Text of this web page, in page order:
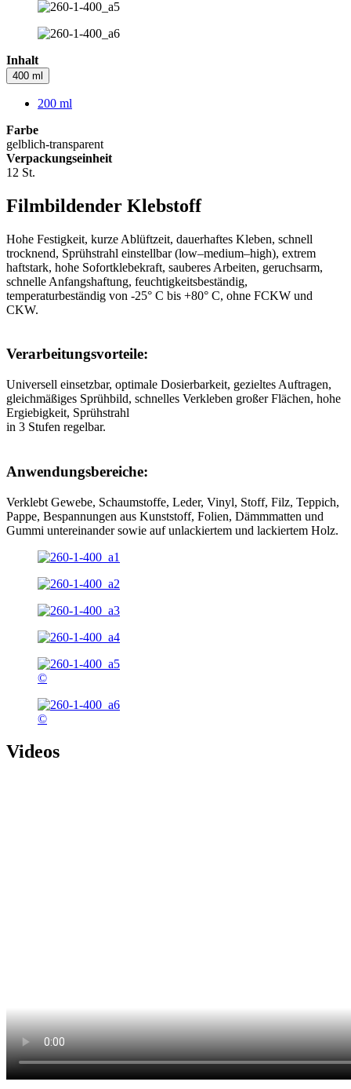
Inhalt
400 ml
200 ml
Farbe
gelblich-transparent
Verpackungseinheit
12 St.
Filmbildender Klebstoff
Hohe Festigkeit, kurze Ablüftzeit, dauerhaftes Kleben, schnell
trocknend, Sprühstrahl einstellbar (low–medium–high), extrem
haftstark, hohe Sofortklebekraft, sauberes Arbeiten, geruchsarm,
schnelle Anfangshaftung, feuchtigkeitsbeständig,
temperaturbeständig von -25° C bis +80° C, ohne FCKW und
CKW.
Verarbeitungsvorteile:
Universell einsetzbar, optimale Dosierbarkeit, gezieltes Auftragen,
gleichmäßiges Sprühbild, schnelles Verkleben großer Flächen, hohe
Ergiebigkeit, Sprühstrahl
in 3 Stufen regelbar.
Anwendungsbereiche:
Verklebt Gewebe, Schaumstoffe, Leder, Vinyl, Stoff, Filz, Teppich,
Pappe, Bespannungen aus Kunststoff, Folien, Dämmmatten und
Gummi untereinander sowie auf unlackiertem und lackiertem Holz.
©
©
Videos